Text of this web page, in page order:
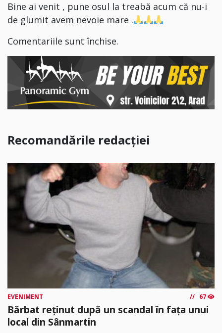
Bine ai venit , pune osul la treabă acum că nu-i
de glumit avem nevoie mare .
Comentariile sunt închise.
Recomandările redacției
EVENIMENT 67
Bărbat reținut după un scandal în fața unui
local din Sânmartin